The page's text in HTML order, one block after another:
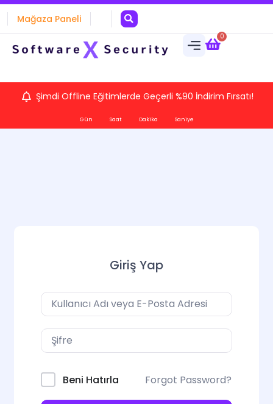
Mağaza Paneli
0
Şimdi Offline Eğitimlerde Geçerli %90 İndirim Fırsatı!
Gün Saat Dakika Saniye
Giriş Yap
Beni Hatırla Forgot Password?